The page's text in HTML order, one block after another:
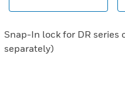
Snap-In lock for DR
separately)